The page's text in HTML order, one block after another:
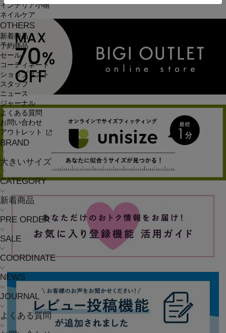
インテリア小物
ネイルケア
OTHERS
新着商品
予約商品
セール
コーディネート
ショップリスト
スタッフ
ニュース
ジャーナル
よくある質問
お問い合わせ
アウトレット
BRAND
大きいサイズ
CATEGORY
新着商品
PRE ORDER
SALE
COORDINATE
NEWS
JOURNAL
よくある質問